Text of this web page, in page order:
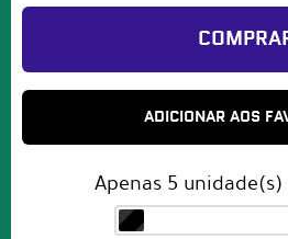
ADICIONAR AOS
Apenas 5